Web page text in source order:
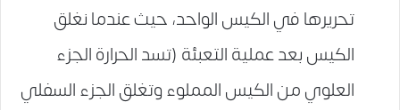
تحريرها في الكيس الواحد، حيث عندما نغلق
الكيس بعد عملية التعبئة (تسد الحرارة الجزء
العلوي من الكيس المملوء وتغلق الجزء السفلي